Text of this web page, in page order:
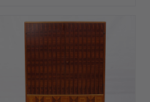
seleccionado